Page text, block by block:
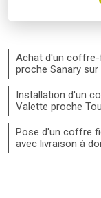
Achat d'un coffre-
proche Sanary sur
Installation d'un
Valette proche
Pose d'un coffre
avec livraison à